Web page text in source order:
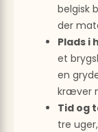
belgisk
der
Plads i
et
en
kræver
Tid og
tre